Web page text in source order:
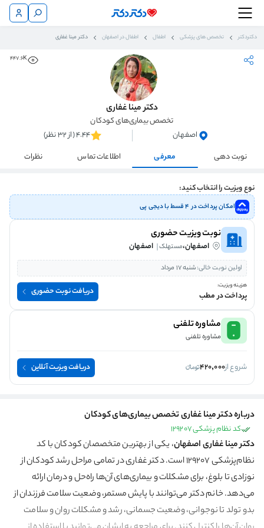
دکتردکتر تخصص های پزشکی اطفال اطفال در اصفهان دکتر مینا غفاری
447.6K
دکتر مینا غفاری
تخصص بیماری‌های کودکان
اصفهان
4.44 (از 32 نظر)
نوبت دهی
معرفی اطلاعات تماس نظرات
نوع ویزیت را انتخاب کنید:
امکان پرداخت در ۴ قسط با دیجی پی
نوبت ویزیت حضوری
اصفهان،مستهلک اصفهان
اولین نوبت خالی:شنبه 17 مرداد
هزینه ویزیت:
پرداخت در مطب دریافت نوبت حضوری
مشاوره تلفنی
مشاوره تلفنی
شروع از420,000 دریافت ویزیت آنلاین
درباره دکتر مینا غفاری تخصص بیماری‌های کودکان
کد نظام پزشکی 129207
دکتر مینا غفاری اصفهان، یکی از بهترین متخصصان کودکان با کد
نظام‌پزشکی 129207 است. دکتر غفاری در
تمامی مراحل رشد کودکان از
نوزادی تا بلوغ، برای مشکلات و بیماری‌های آن‌ها راه‌حل و درمان ارائه
می‌دهد.خانم دکتر می‌توانند با پایش مستمر، وضعیت سلامت فرزندان از
بدو تولد تا نوجوانی، وضعیت جسمانی، رشد و مشکلات روان و سلامت